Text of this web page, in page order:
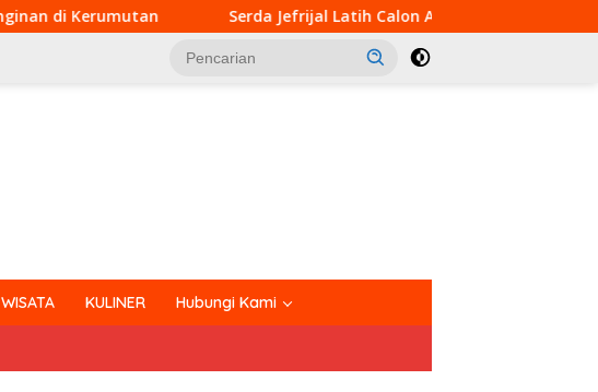
Serda Jefrijal Latih Calon Anggota Pasukan Pengibar Bendera
WISATA KULINER Hubungi Kami